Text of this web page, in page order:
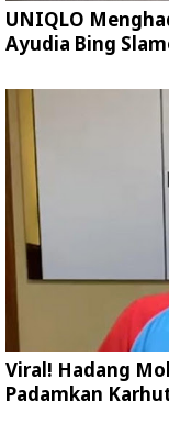
UNIQLO
Ayudia Bing
Viral! Hadang
Padamkan